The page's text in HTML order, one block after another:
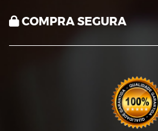
COMPRA SEGURA